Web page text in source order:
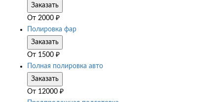
Заказать
От 2000 ₽
Полировка фар
Заказать
От 1500 ₽
Полная полировка авто
Заказать
От 12000 ₽